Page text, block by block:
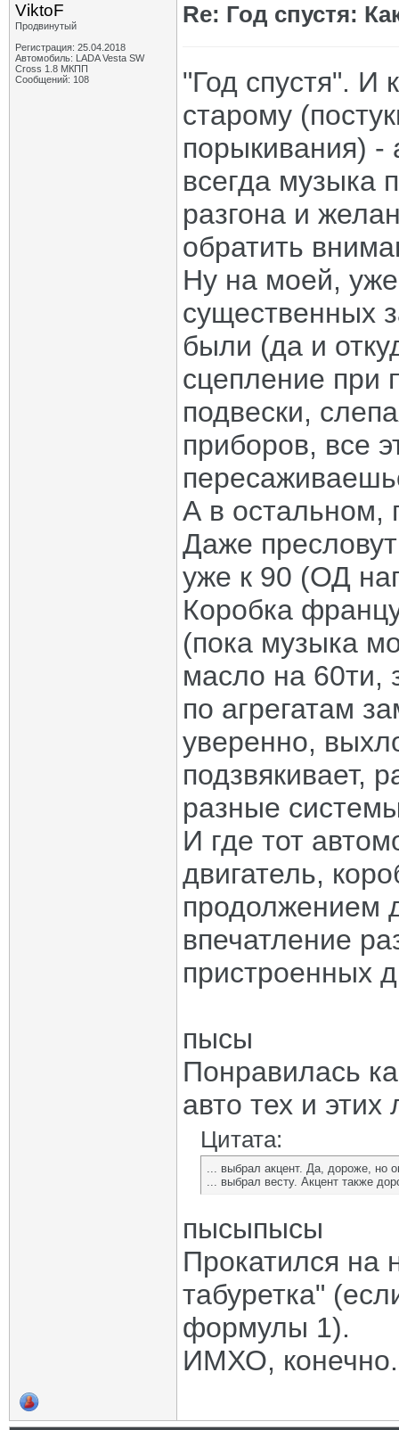
ViktoF
Продвинутый
Регистрация: 25.04.2018
Автомобиль: LADA Vesta SW
Cross 1.8 МКПП
Сообщений: 108
Re: Год спустя:
"Год спустя". И
старому
порыкивания) -
всегда музыка
разгона и
обратить
Ну на моей,
существенных
были (да и
сцепление при
подвески,
приборов, все
А в остальном,
Даже
уже к 90 (ОД
Коробка
(пока музыка
масло на 60ти,
по агрегатам
уверенно,
подзвякивает,
разные
И где тот
двигатель,
продолжением
впечатление
пристроенных
пысы
Понравилась
авто тех и этих
Цитата:
... выбрал акцент. Да, дороже, но
... выбрал весту. Акцент также
пысыпысы
Прокатился на
табуретка"
формулы 1).
ИМХО, конечно.